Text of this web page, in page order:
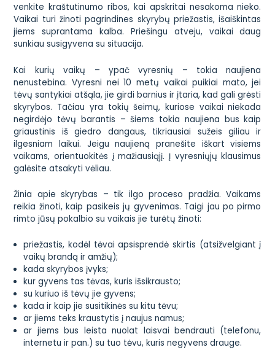
venkite kraštutinumo ribos, kai apskritai nesakoma nieko.
Vaikai turi žinoti pagrindines skyrybų priežastis, išaiškintas
jiems suprantama kalba. Priešingu atveju, vaikai daug
sunkiau susigyvena su situacija.
Kai kurių vaikų – ypač vyresnių – tokia naujiena
nenustebina. Vyresni nei 10 metų vaikai puikiai mato, jei
tėvų santykiai atšąla, jie girdi barnius ir įtaria, kad gali grėsti
skyrybos. Tačiau yra tokių šeimų, kuriose vaikai niekada
negirdėjo tėvų barantis – šiems tokia naujiena bus kaip
griaustinis iš giedro dangaus, tikriausiai sužeis giliau ir
ilgesniam laikui. Jeigu naujieną pranešite iškart visiems
vaikams, orientuokitės į mažiausiąjį. Į vyresniųjų klausimus
galėsite atsakyti vėliau.
Žinia apie skyrybas – tik ilgo proceso pradžia. Vaikams
reikia žinoti, kaip pasikeis jų gyvenimas. Taigi jau po pirmo
rimto jūsų pokalbio su vaikais jie turėtų žinoti:
priežastis, kodėl tėvai apsisprendė skirtis (atsižvelgiant į
vaikų brandą ir amžių);
kada skyrybos įvyks;
kur gyvens tas tėvas, kuris išsikrausto;
su kuriuo iš tėvų jie gyvens;
kada ir kaip jie susitikinės su kitu tėvu;
ar jiems teks kraustytis į naujus namus;
ar jiems bus leista nuolat laisvai bendrauti (telefonu,
internetu ir pan.) su tuo tėvu, kuris negyvens drauge.